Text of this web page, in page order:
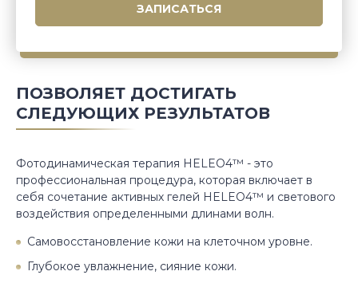
ПОЗВОЛЯЕТ ДОСТИГАТЬ
СЛЕДУЮЩИХ РЕЗУЛЬТАТОВ
Фотодинамическая терапия HELEO4™ - это
профессиональная процедура, которая включает в
себя сочетание активных гелей HELEO4™ и светового
воздействия определенными длинами волн.
Самовосстановление кожи на клеточном уровне.
Глубокое увлажнение, сияние кожи.